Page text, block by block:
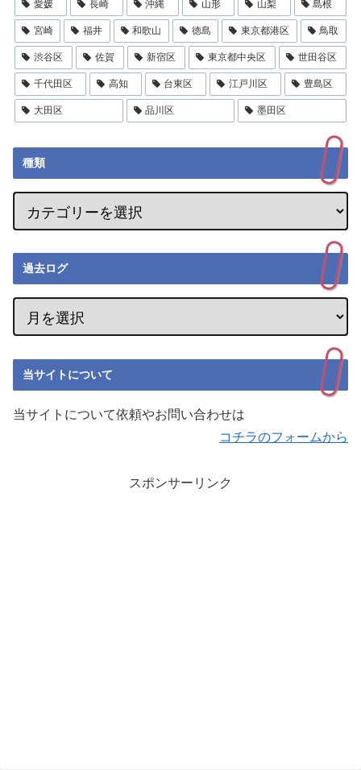
愛媛 長崎 沖縄 山形 山梨 島根
宮崎 福井 和歌山 徳島 東京都港区 鳥取
渋谷区 佐賀 新宿区 東京都中央区 世田谷区
千代田区 高知 台東区 江戸川区 豊島区
大田区 品川区 墨田区
種類
過去ログ
当サイトについて
当サイトについて依頼やお問い合わせは
コチラのフォームから
スポンサーリンク